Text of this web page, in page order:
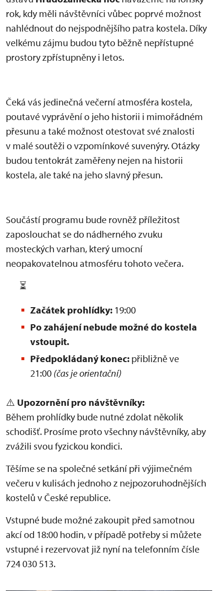
rok, kdy měli návštěvníci vůbec poprvé možnost
nahlédnout do nejspodnějšího patra kostela. Díky
velkému zájmu budou tyto běžně nepřístupné
prostory zpřístupněny i letos.
Čeká vás jedinečná večerní atmosféra kostela,
poutavé vyprávění o jeho historii i mimořádném
přesunu a také možnost otestovat své znalosti
v malé soutěži o vzpomínkové suvenýry. Otázky
budou tentokrát zaměřeny nejen na historii
kostela, ale také na jeho slavný přesun.
Součástí programu bude rovněž příležitost
zaposlouchat se do nádherného zvuku
mosteckých varhan, který umocní
neopakovatelnou atmosféru tohoto večera.
⏳
Začátek prohlídky: 19:00
Po zahájení nebude možné do kostela
vstoupit.
Předpokládaný konec: přibližně ve
21:00 (čas je orientační)
⚠️ Upozornění pro návštěvníky:
Během prohlídky bude nutné zdolat několik
schodišť. Prosíme proto všechny návštěvníky, aby
zvážili svou fyzickou kondici.
Těšíme se na společné setkání při výjimečném
večeru v kulisách jednoho z nejpozoruhodnějších
kostelů v České republice.
Vstupné bude možné zakoupit před samotnou
akcí od 18:00 hodin, v případě potřeby si můžete
vstupné i rezervovat již nyní na telefonním čísle
724 030 513.